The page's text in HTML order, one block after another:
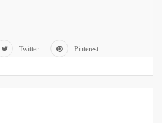
Twitter Pinterest